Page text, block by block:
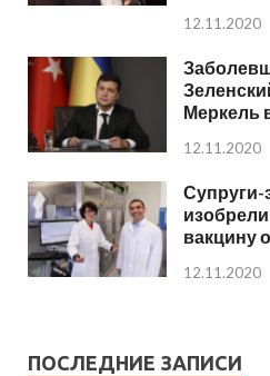
12.11.2020
Меркель
12.11.2020
Супруги-
вакцину
12.11.2020
ПОСЛЕДНИЕ ЗАПИСИ